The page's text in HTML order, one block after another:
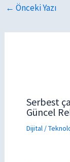
← Önceki Yazı
Serbest
Güncel
Dijital /